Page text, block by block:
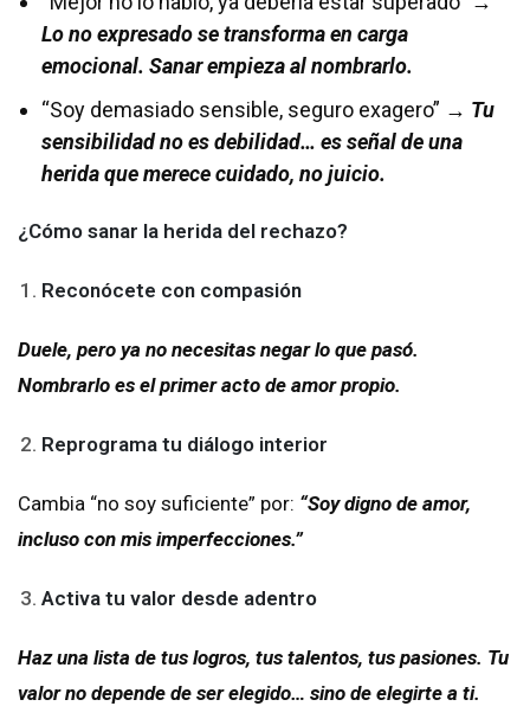
Lo no expresado se transforma en carga
emocional. Sanar empieza al nombrarlo.
“Soy demasiado sensible, seguro exagero” → Tu
sensibilidad no es debilidad… es señal de una
herida que merece cuidado, no juicio.
¿Cómo sanar la herida del rechazo?
Reconócete con compasión
Duele, pero ya no necesitas negar lo que pasó.
Nombrarlo es el primer acto de amor propio.
Reprograma tu diálogo interior
Cambia “no soy suficiente” por: “Soy digno de amor,
incluso con mis imperfecciones.”
Activa tu valor desde adentro
Haz una lista de tus logros, tus talentos, tus pasiones. Tu
valor no depende de ser elegido… sino de elegirte a ti.